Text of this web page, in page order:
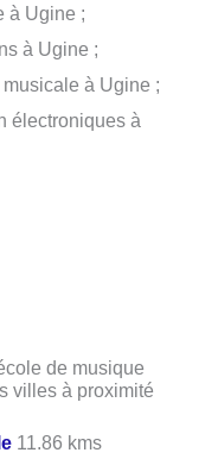
à Ugine ;
à Ugine ;
à Ugine ;
électroniques à
de musique
villes à proximité
11.86 kms